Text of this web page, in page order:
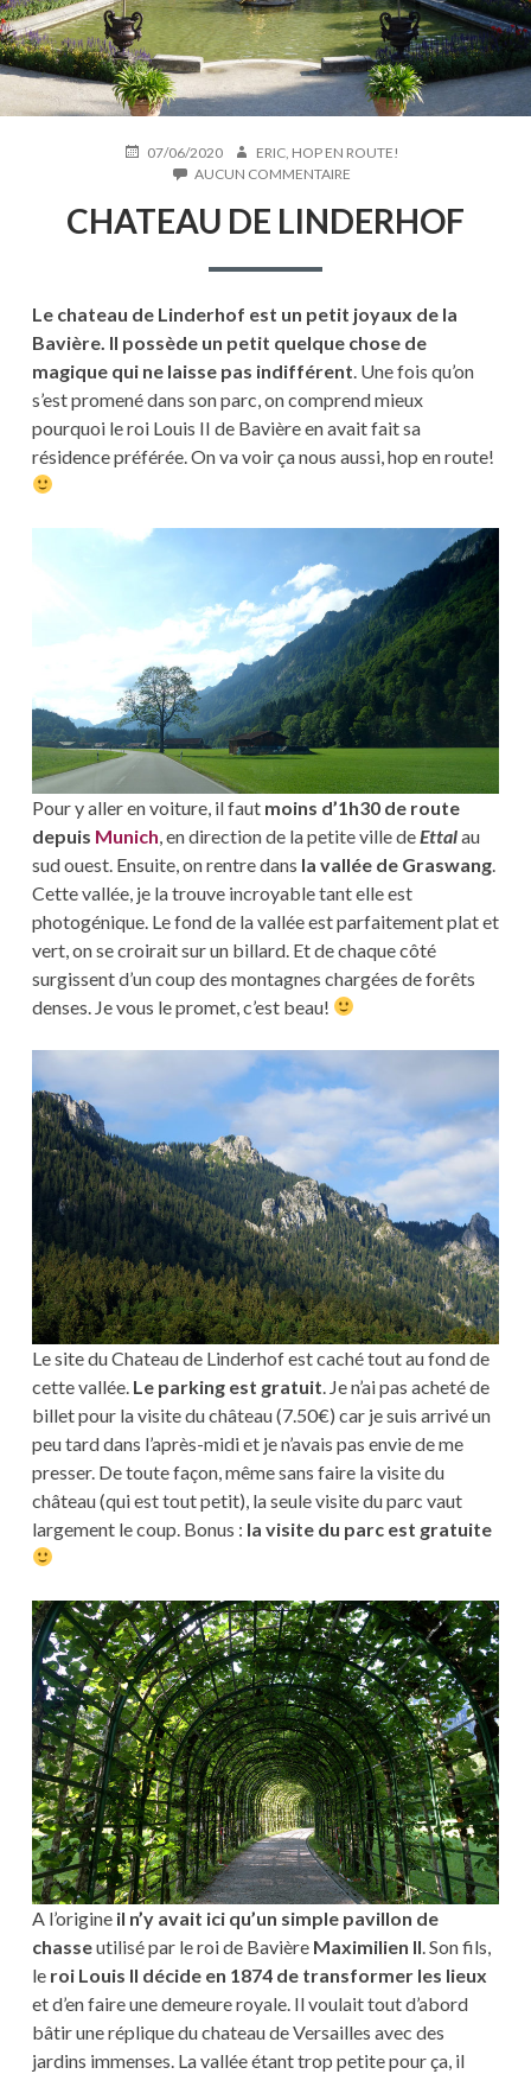
PUBLIÉ07/06/2020 AUTEUR
ERIC, HOP EN ROUTE!
AUCUN COMMENTAIRE
DE
LINDERHOF
CHATEAU DE LINDERHOF
Le chateau de Linderhof est un petit joyaux de la
Bavière. Il possède un petit quelque chose de
magique qui ne laisse pas indifférent. Une fois qu’on
s’est promené dans son parc, on comprend mieux
pourquoi le roi Louis II de Bavière en avait fait sa
résidence préférée. On va voir ça nous aussi, hop en route!
Pour y aller en voiture, il faut moins d’1h30 de route
depuis Munich , en direction de la petite ville de Ettalau
sud ouest. Ensuite, on rentre dans la vallée de Graswang.
Cette vallée, je la trouve incroyable tant elle est
photogénique. Le fond de la vallée est parfaitement plat et
vert, on se croirait sur un billard. Et de chaque côté
surgissent d’un coup des montagnes chargées de forêts
denses. Je vous le promet, c’est beau!
Le site du Chateau de Linderhof est caché tout au fond de
cette vallée. Le parking est gratuit . Je n’ai pas acheté de
billet pour la visite du château (7.50€) car je suis arrivé un
peu tard dans l’après-midi et je n’avais pas envie de me
presser. De toute façon, même sans faire la visite du
château (qui est tout petit), la seule visite du parc vaut
largement le coup. Bonus : la visite du parc est gratuite
A l’origineil n’y avait ici qu’un simple pavillon de
chasseutilisé par le roi de Bavière Maximilien II . Son fils,
le roi Louis II décide en 1874 de transformer les lieux
et d’en faire une demeure royale. Il voulait tout d’abord
bâtir une réplique du chateau de Versailles avec des
jardins immenses. La vallée étant trop petite pour ça, il